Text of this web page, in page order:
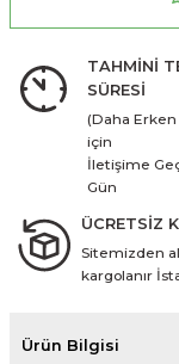
TAHMİNİ
SÜRESİ
(Daha
için
İletişime
Gün
ÜCRETSİZ
Sitemizden
kargolanır
Ürün Bilgisi